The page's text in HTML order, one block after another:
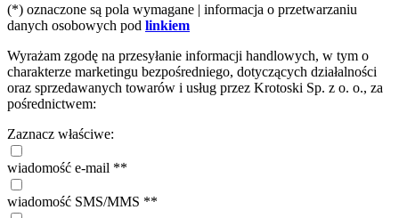
(*) oznaczone są pola wymagane | informacja o przetwarzaniu
danych osobowych pod linkiem
Wyrażam zgodę na przesyłanie informacji handlowych, w tym o
charakterze marketingu bezpośredniego, dotyczących działalności
oraz sprzedawanych towarów i usług przez Krotoski Sp. z o. o., za
pośrednictwem:
Zaznacz właściwe:
wiadomość e-mail **
wiadomość SMS/MMS **